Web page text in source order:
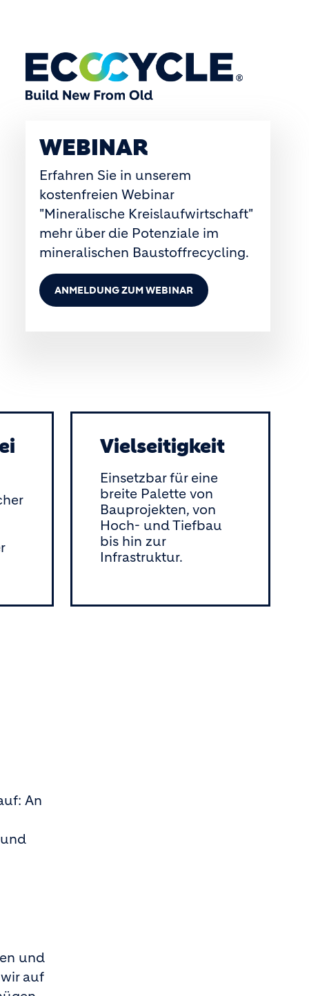
WEBINAR
Erfahren Sie in unserem
kostenfreien Webinar
"Mineralische Kreislaufwirtschaft"
mehr über die Potenziale im
mineralischen Baustoffrecycling.
ANMELDUNG ZUM WEBINAR
Vielseitigkeit
Einsetzbar für eine
breite Palette von
Bauprojekten, von
Hoch- und Tiefbau
bis hin zur
Infrastruktur.
An
und
auf